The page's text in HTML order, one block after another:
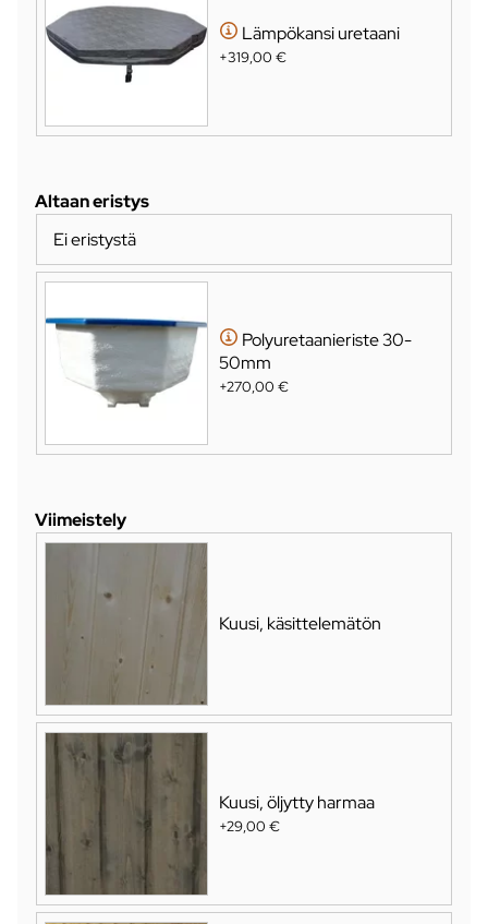
Lämpökansi uretaani
+319,00 €
Altaan eristys
Ei eristystä
Polyuretaanieriste 30-
50mm
+270,00 €
Viimeistely
Kuusi, käsittelemätön
Kuusi, öljytty harmaa
+29,00 €